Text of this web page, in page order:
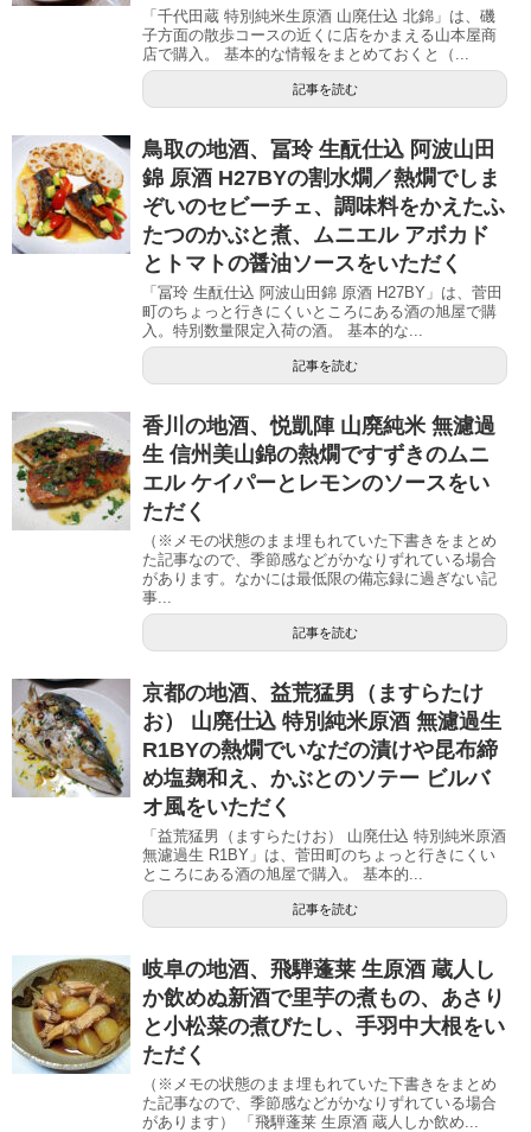
「千代田蔵 特別純米生原酒 山廃仕込 北錦」は、磯
子方面の散歩コースの近くに店をかまえる山本屋商
店で購入。 基本的な情報をまとめておくと（...
記事を読む
鳥取の地酒、冨玲 生酛仕込 阿波山田
錦 原酒 H27BYの割水燗／熱燗でしま
ぞいのセビーチェ、調味料をかえたふ
たつのかぶと煮、ムニエル アボカド
とトマトの醤油ソースをいただく
「冨玲 生酛仕込 阿波山田錦 原酒 H27BY」は、菅田
町のちょっと行きにくいところにある酒の旭屋で購
入。特別数量限定入荷の酒。 基本的な...
記事を読む
香川の地酒、悦凱陣 山廃純米 無濾過
生 信州美山錦の熱燗ですずきのムニ
エル ケイパーとレモンのソースをい
ただく
（※メモの状態のまま埋もれていた下書きをまとめ
た記事なので、季節感などがかなりずれている場合
があります。なかには最低限の備忘録に過ぎない記
事...
記事を読む
京都の地酒、益荒猛男（ますらたけ
お） 山廃仕込 特別純米原酒 無濾過生
R1BYの熱燗でいなだの漬けや昆布締
め塩麹和え、かぶとのソテー ビルバ
オ風をいただく
「益荒猛男（ますらたけお） 山廃仕込 特別純米原酒
無濾過生 R1BY」は、菅田町のちょっと行きにくい
ところにある酒の旭屋で購入。 基本的...
記事を読む
岐阜の地酒、飛騨蓬莱 生原酒 蔵人し
か飲めぬ新酒で里芋の煮もの、あさり
と小松菜の煮びたし、手羽中大根をい
ただく
（※メモの状態のまま埋もれていた下書きをまとめ
た記事なので、季節感などがかなりずれている場合
があります） 「飛騨蓬莱 生原酒 蔵人しか飲め...